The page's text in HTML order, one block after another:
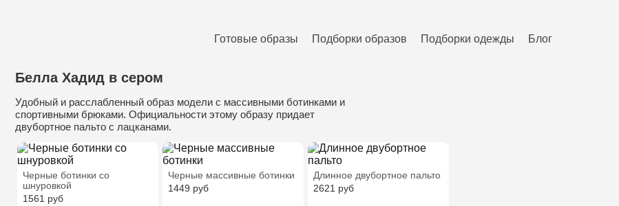
Готовые образы Подборки образов Подборки одежды Блог
Белла Хадид в сером
Удобный и расслабленный образ модели с массивными ботинками и
спортивными брюками. Официальности этому образу придает
двубортное пальто с лацканами.
Черные ботинки со
шнуровкой
1561 руб
Черные массивные ботинки
1449 руб
Длинное двубортное пальто
2621 руб